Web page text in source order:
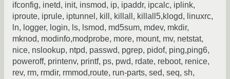
ifconfig, inetd, init, insmod, ip, ipaddr, ipcalc, iplink,
iproute, iprule, iptunnel, kill, killall, killall5,klogd, linuxrc,
ln, logger, login, ls, lsmod, md5sum, mdev, mkdir,
mknod, modinfo,modprobe, more, mount, mv, netstat,
nice, nslookup, ntpd, passwd, pgrep, pidof, ping,ping6,
poweroff, printenv, printf, ps, pwd, rdate, reboot, renice,
rev, rm, rmdir, rmmod,route, run-parts, sed, seq, sh,